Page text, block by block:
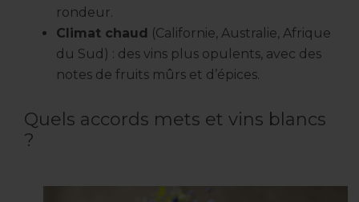
rondeur.
Climat chaud (Californie, Australie, Afrique
du Sud) : des vins plus opulents, avec des
notes de fruits mûrs et d’épices.
Quels accords mets et vins blancs
?